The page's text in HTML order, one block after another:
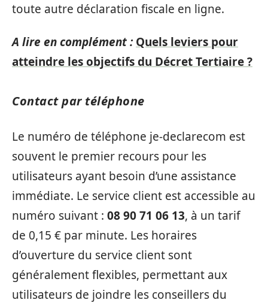
toute autre déclaration fiscale en ligne.
A lire en complément : Quels leviers pour
atteindre les objectifs du Décret Tertiaire ?
Contact par téléphone
Le numéro de téléphone je-declarecom est
souvent le premier recours pour les
utilisateurs ayant besoin d’une assistance
immédiate. Le service client est accessible au
numéro suivant : 08 90 71 06 13, à un tarif
de 0,15 € par minute. Les horaires
d’ouverture du service client sont
généralement flexibles, permettant aux
utilisateurs de joindre les conseillers du